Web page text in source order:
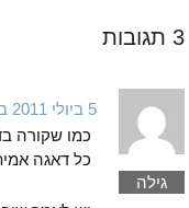
3 תגובות
גילה
5 ביולי 2011 בשעה 19:22
כמו שקורה
כל דאגה